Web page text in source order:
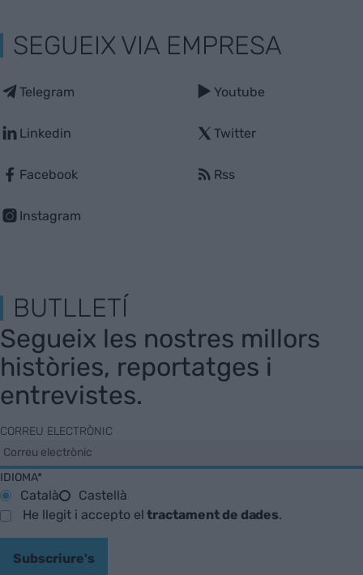
SEGUEIX VIA EMPRESA
Telegram
Linkedin
Facebook
Instagram
Youtube
Twitter
Rss
BUTLLETÍ
Segueix les nostres millors
històries, reportatges i
entrevistes.
CORREU ELECTRÒNIC
IDIOMA*
Català
Castellà
He llegit i accepto eltractament de dades.
Subscriure's